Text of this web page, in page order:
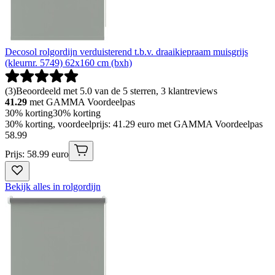
Decosol rolgordijn verduisterend t.b.v. draaikiepraam muisgrijs
(kleurnr. 5749) 62x160 cm (bxh)
(3)Beoordeeld met 5.0 van de 5 sterren, 3 klantreviews
41.29 met GAMMA Voordeelpas
30% korting30% korting
30% korting, voordeelprijs: 41.29 euro met GAMMA Voordeelpas
58.99
Prijs: 58.99 euro
Bekijk alles in rolgordijn